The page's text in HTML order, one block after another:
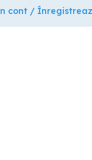
cont /